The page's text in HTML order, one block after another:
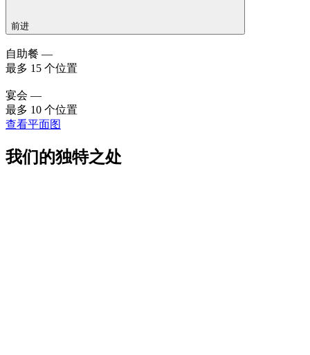
前进
自助餐 —
最多 15 个位置
宴会 —
最多 10 个位置
查看平面图
我们的独特之处